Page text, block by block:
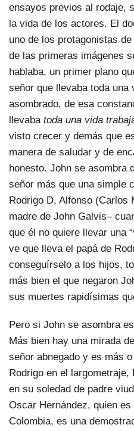
ensayos previos al rodaje,
la vida de los actores. El
uno de los protagonistas
de las primeras imágenes
hablaba, un primer plano
señor que llevaba toda
asombrado, de esa
llevaba toda una vida
visto crecer y demás que
manera de saludar y de
honesto. John se asombra
señor más que una simple
Rodrigo D, Alfonso (Carlos
madre de John Galvis–
que él no quiere llevar una
ve que lleva el papá de
conseguírselo a los hijos,
más bien el que negaron
sus muertes rapidísimas
Pero si John se asombra
Más bien hay una mirada
señor abnegado y es más
Rodrigo en el
en su soledad de padre
Oscar Hernández, quien
Colombia, es una